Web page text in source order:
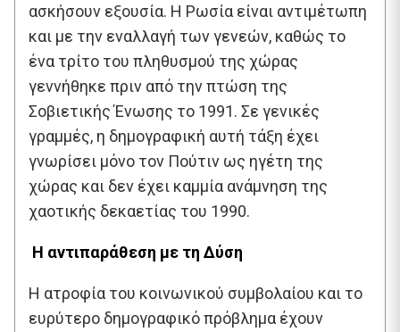
ασκήσουν εξουσία. Η Ρωσία είναι αντιμέτωπη
και με την εναλλαγή των γενεών, καθώς το
ένα τρίτο του πληθυσμού της χώρας
γεννήθηκε πριν από την πτώση της
Σοβιετικής Ένωσης το 1991. Σε γενικές
γραμμές, η δημογραφική αυτή τάξη έχει
γνωρίσει μόνο τον Πούτιν ως ηγέτη της
χώρας και δεν έχει καμμία ανάμνηση της
χαοτικής δεκαετίας του 1990.
Η αντιπαράθεση με τη Δύση
Η ατροφία του κοινωνικού συμβολαίου και το
ευρύτερο δημογραφικό πρόβλημα έχουν